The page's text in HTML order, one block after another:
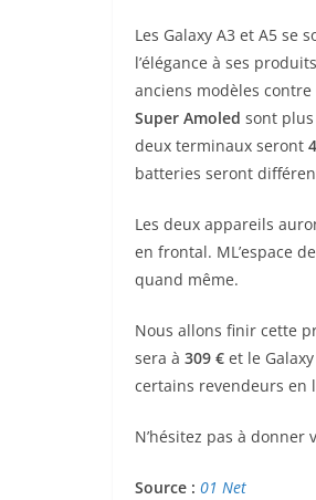
Les Galaxy A3 et A5
l’élégance à ses
anciens modèles
Super Amoled sont
deux terminaux seront
batteries seront
Les deux appareils
en frontal. ML’espace
quand même.
Nous allons finir cette
sera à 309 € et le
certains revendeurs en
N’hésitez pas à
Source : 01 Net